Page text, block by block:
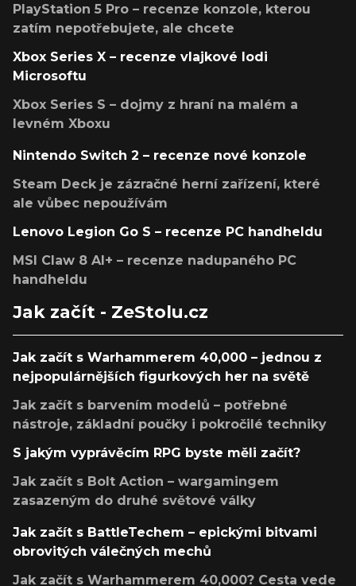
PlayStation 5 Pro – recenze konzole, kterou
zatím nepotřebujete, ale chcete
Xbox Series X – recenze vlajkové lodi
Microsoftu
Xbox Series S – dojmy z hraní na malém a
levném Xboxu
Nintendo Switch 2 – recenze nové konzole
Steam Deck je zázračné herní zařízení, které
ale vůbec nepoužívám
Lenovo Legion Go S – recenze PC handheldu
MSI Claw 8 AI+ – recenze nadupaného PC
handheldu
Jak začít - ZeStolu.cz
Jak začít s Warhammerem 40,000 – jednou z
nejpopulárnějších figurkových her na světě
Jak začít s barvením modelů – potřebné
nástroje, základní poučky i pokročilé techniky
S jakým vyprávěcím RPG byste měli začít?
Jak začít s Bolt Action – wargamingem
zasazeným do druhé světové války
Jak začít s BattleTechem – epickými bitvami
obrovitých válečných mechů
Jak začít s Warhammerem 40,000? Cesta vede